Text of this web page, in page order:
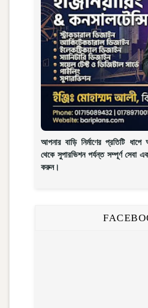
আপনার বাড়ি নির্মাণের প্রতিটি
থেকে সুপারভিশন পর্যন্ত সম্পূর্ণ
করুন।